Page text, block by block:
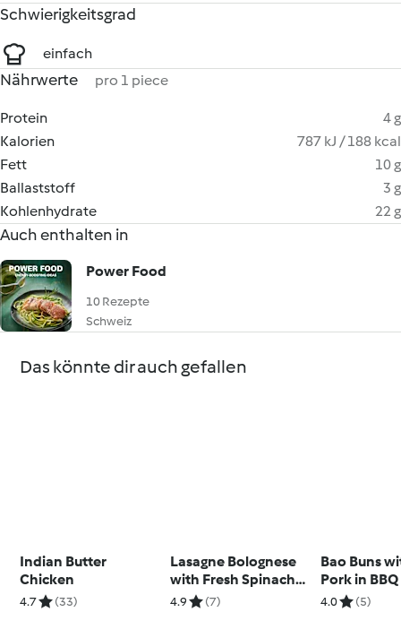
Schwierigkeitsgrad
einfach
Nährwerte pro 1 piece
Protein
4 g
Kalorien
787 kJ / 188 kcal
Fett
10 g
Ballaststoff
3 g
Kohlenhydrate
22 g
Auch enthalten in
Power Food
10 Rezepte
Schweiz
Das könnte dir auch gefallen
Indian Butter
Chicken
4.7 (33)
Lasagne Bolognese
with Fresh Spinach
Pasta
4.9 (7)
Bao Buns
Pork in
4.0 (5)